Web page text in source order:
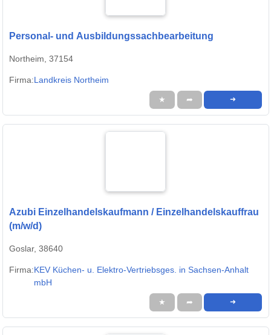
Personal- und Ausbildungssachbearbeitung
Northeim, 37154
Firma:Landkreis Northeim
★ ➦ ➜
Azubi Einzelhandelskaufmann / Einzelhandelskauffrau
(m/w/d)
Goslar, 38640
Firma:KEV Küchen- u. Elektro-Vertriebsges. in Sachsen-Anhalt
mbH
★ ➦ ➜